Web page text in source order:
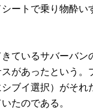
ートで乗り物酔
ているサバーバン
があったという
シブイ選択）がそ
たのである。